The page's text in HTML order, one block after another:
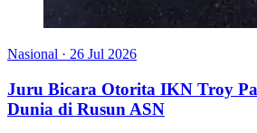
Nasional · 26 Jul 2026
Juru Bicara Otorita IKN Troy
Dunia di Rusun ASN